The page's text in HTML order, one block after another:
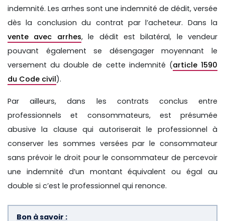
indemnité. Les arrhes sont une indemnité de dédit, versée
dès la conclusion du contrat par l’acheteur. Dans la
vente avec arrhes, le dédit est bilatéral, le vendeur
pouvant également se désengager moyennant le
versement du double de cette indemnité (article 1590
du Code civil).
Par ailleurs, dans les contrats conclus entre
professionnels et consommateurs, est présumée
abusive la clause qui autoriserait le professionnel à
conserver les sommes versées par le consommateur
sans prévoir le droit pour le consommateur de percevoir
une indemnité d’un montant équivalent ou égal au
double si c’est le professionnel qui renonce.
Bon à savoir :